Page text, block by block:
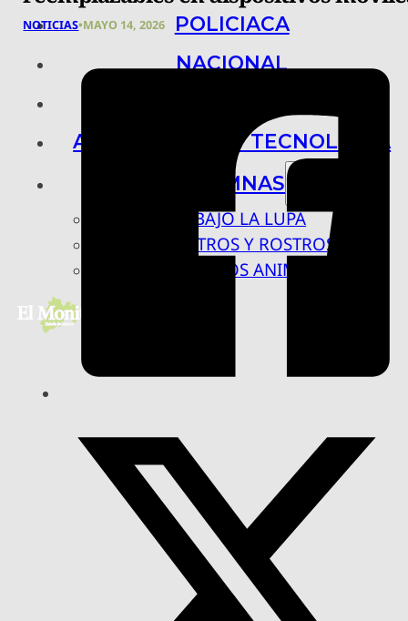
POLICIACA
NACIONAL
ARTE, CIENCIA Y TECNOLOGÍA
COLUMNAS
BAJO LA LUPA
RASTROS Y ROSTROS
VÍNCULOS ANIMALES
NOTICIAS•MAYO 14, 2026